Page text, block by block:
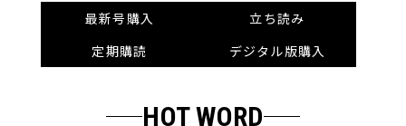
最新号購入
立ち読み
定期購読
デジタル版購入
HOT WORD